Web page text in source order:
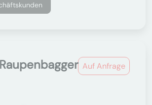
Auf Anfrage